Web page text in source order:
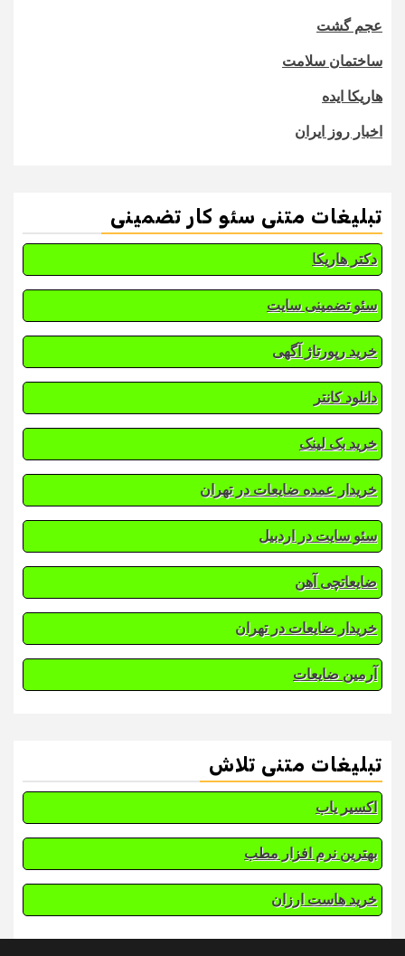
عجم گشت
ساختمان سلامت
هاریکا ایده
اخبار روز ایران
تبلیغات متنی سئو کار تضمینی
دکتر هاریکا
سئو تضمینی سایت
خرید رپورتاژ آگهی
دانلود کانتر
خرید بک لینک
خریدار عمده ضایعات در تهران
سئو سایت در اردبیل
ضایعاتچی آهن
خریدار ضایعات در تهران
آرمین ضایعات
تبلیغات متنی تلاش
اکسیر یاب
بهترین نرم افزار مطب
خرید هاست ارزان